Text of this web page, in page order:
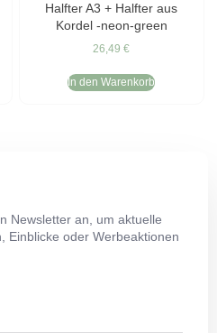
Halfter A3 + Halfter aus
Kordel -neon-green
26,49€
In den Warenkorb
Newsletter an, um aktuelle
Einblicke oder Werbeaktionen